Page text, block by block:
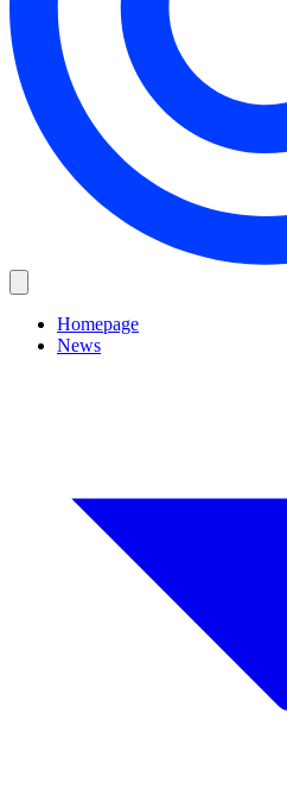
Homepage
News